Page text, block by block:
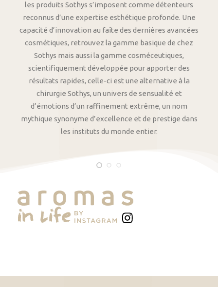
les produits Sothys s’imposent comme détenteurs
reconnus d’une expertise esthétique profonde. Une
capacité d’innovation au faîte des dernières avancées
cosmétiques, retrouvez la gamme basique de chez
Sothys mais aussi la gamme cosméceutiques,
scientifiquement développée pour apporter des
résultats rapides, celle-ci est une alternative à la
chirurgie Sothys, un univers de sensualité et
d’émotions d’un raffinement extrême, un nom
mythique synonyme d’excellence et de prestige dans
les instituts du monde entier.